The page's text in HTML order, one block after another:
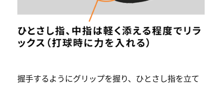
握手するようにグリップを握り、ひとさし指を立て